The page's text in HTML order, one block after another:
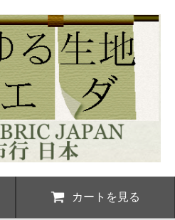
カートを見る